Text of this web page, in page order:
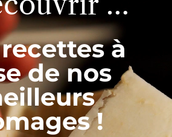
à
de nos
!